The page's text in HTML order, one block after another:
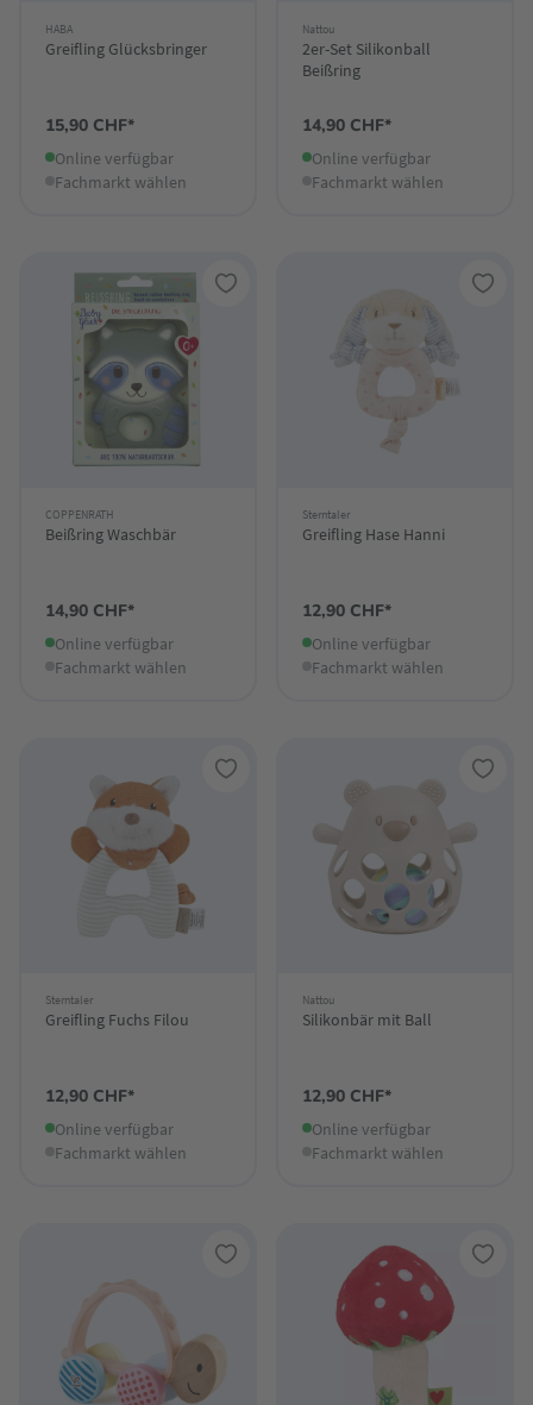
HABA
Greifling Glücksbringer
15,90 CHF*
Online verfügbar
Fachmarkt wählen
Nattou
2er-Set Silikonball
Beißring
14,90 CHF*
Online verfügbar
Fachmarkt wählen
COPPENRATH
Beißring Waschbär
14,90 CHF*
Online verfügbar
Fachmarkt wählen
Sterntaler
Greifling Hase Hanni
12,90 CHF*
Online verfügbar
Fachmarkt wählen
Sterntaler
Greifling Fuchs Filou
12,90 CHF*
Online verfügbar
Fachmarkt wählen
Nattou
Silikonbär mit Ball
12,90 CHF*
Online verfügbar
Fachmarkt wählen